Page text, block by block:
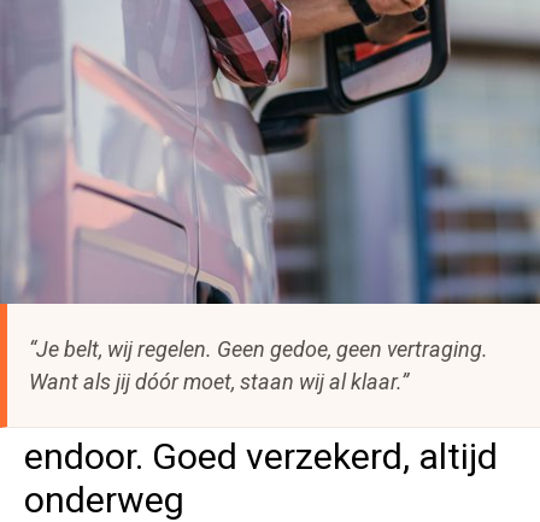
“Je belt, wij regelen. Geen gedoe, geen vertraging.
Want als jij dóór moet, staan wij al klaar.”
endoor. Goed verzekerd, altijd
onderweg